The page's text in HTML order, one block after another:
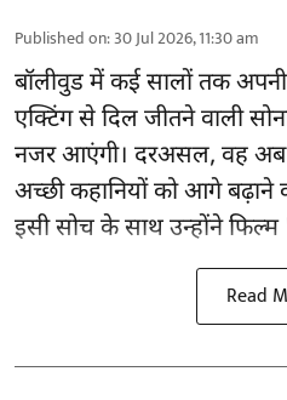
Published on:30 Jul 2026, 11:30 am
बॉलीवुडमें कई सालों तक
एक्टिंग से दिल जीतने वाली
नजर आएंगी। दरअसल, वह
अच्छी कहानियों को आगे बढ़ाने
इसी सोच के साथ उन्होंने फिल्म
Read